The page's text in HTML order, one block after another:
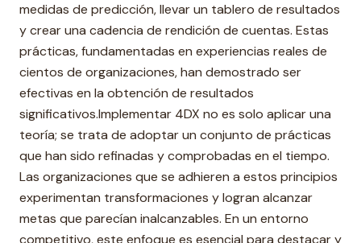
medidas de predicción, llevar un tablero de resultados
y crear una cadencia de rendición de cuentas. Estas
prácticas, fundamentadas en experiencias reales de
cientos de organizaciones, han demostrado ser
efectivas en la obtención de resultados
significativos.Implementar 4DX no es solo aplicar una
teoría; se trata de adoptar un conjunto de prácticas
que han sido refinadas y comprobadas en el tiempo.
Las organizaciones que se adhieren a estos principios
experimentan transformaciones y logran alcanzar
metas que parecían inalcanzables. En un entorno
competitivo, este enfoque es esencial para destacar y